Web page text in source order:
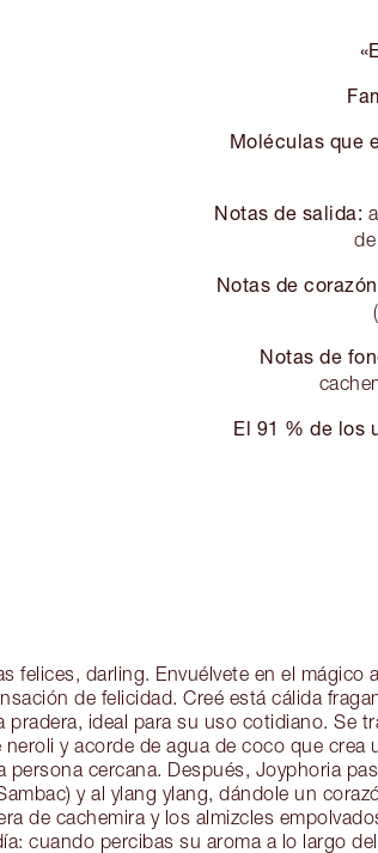
Moléculas que
Notas de salida:
Notas de
Notas de
El 91 % de los
felices, darling. Envuélvete en el mágico
de felicidad. Creé está cálida
pradera, ideal para su uso cotidiano. Se
y acorde de agua de coco que crea
persona cercana. Después, Joyphoria
y al ylang ylang, dándole un
de cachemira y los almizcles
cuando percibas su aroma a lo largo